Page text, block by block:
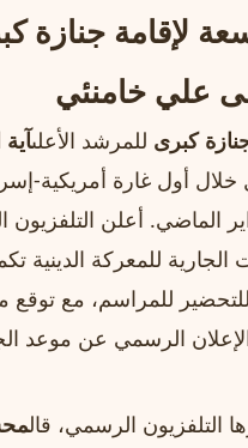
لإقامة جنازة
علي خامنئي
كبرى للمرشد الأعلى
خلال أول غارة أمريكية-
في 28 فبراير الماضي. أعلن
الجارية للمعركة الدينية
للمراسم، مع توقع
الرسمي عن موعد
الرسمي، قال